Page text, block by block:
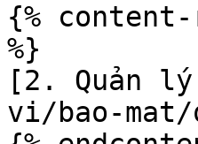
{% content-
%}
[2. Quản
vi/bao-mat/